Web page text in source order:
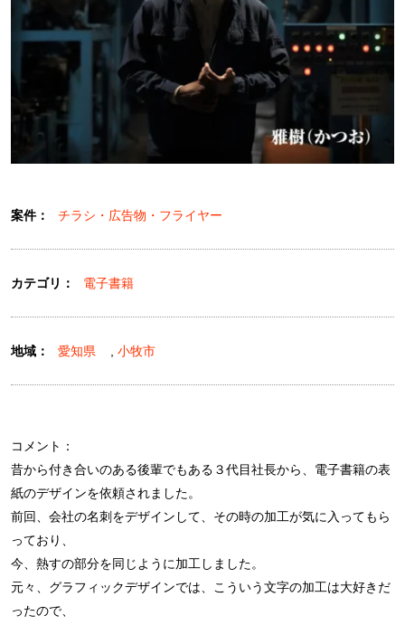
案件： チラシ・広告物・フライヤー
カテゴリ： 電子書籍
地域： 愛知県 小牧市
コメント：
昔から付き合いのある後輩でもある３代目社長から、電子書籍の表
紙のデザインを依頼されました。
前回、会社の名刺をデザインして、その時の加工が気に入ってもら
っており、
今、熱すの部分を同じように加工しました。
元々、グラフィックデザインでは、こういう文字の加工は大好きだ
ったので、